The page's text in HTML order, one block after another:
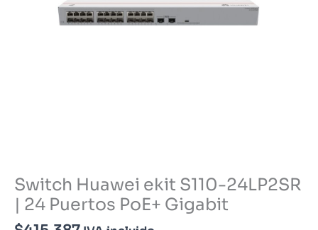
Switch Huawei ekit S110-24LP2SR
| 24 Puertos PoE+ Gigabit